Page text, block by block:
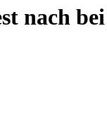
nach